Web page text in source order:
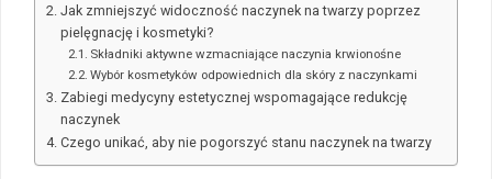
Jak zmniejszyć widoczność naczynek na twarzy poprzez
pielęgnację i kosmetyki?
Składniki aktywne wzmacniające naczynia krwionośne
Wybór kosmetyków odpowiednich dla skóry z naczynkami
Zabiegi medycyny estetycznej wspomagające redukcję
naczynek
Czego unikać, aby nie pogorszyć stanu naczynek na twarzy